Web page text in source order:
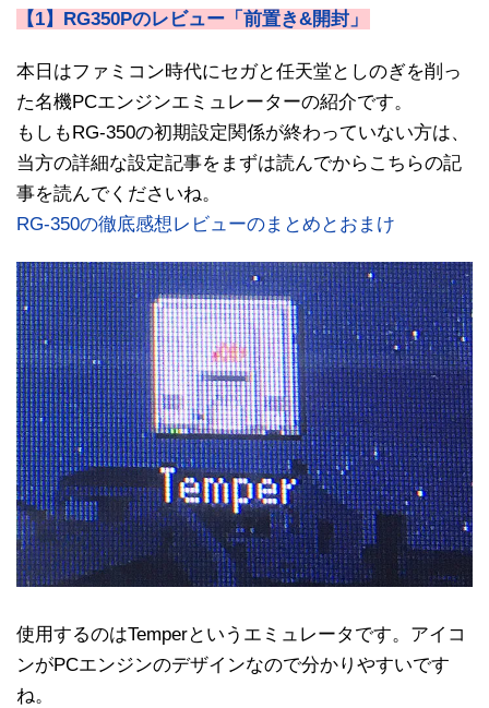
【1】RG350Pのレビュー「前置き&開封」
本日はファミコン時代にセガと任天堂としのぎを削っ
た名機PCエンジンエミュレーターの紹介です。
もしもRG-350の初期設定関係が終わっていない方は、
当方の詳細な設定記事をまずは読んでからこちらの記
事を読んでくださいね。
RG-350の徹底感想レビューのまとめとおまけ
使用するのはTemperというエミュレータです。アイコ
ンがPCエンジンのデザインなので分かりやすいです
ね。